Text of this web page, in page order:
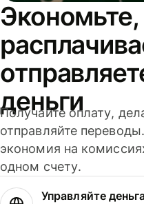
Экономьте,
деньги
Получайте оплату,
отправляйте
экономия на
одном счету.
Управляйте